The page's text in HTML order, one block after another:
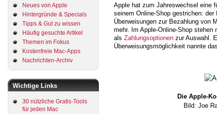
Neues von Apple
Hintergründe & Specials
Tipps & Gut zu wissen
Häufig gesuchte Artikel
Themen im Fokus
Kostenfreie Mac-Apps
Nachrichten-Archiv
Wichtige Links
30 nützliche Gratis-Tools
für jeden Mac
Apple hat zum Jahreswechsel eine
seinem Online-Shop gestrichen:
Überweisungen zur Bezahlung von
mehr. Im Apple-Online-Shop
als Zahlungsoptionen zur Auswahl.
Überweisungsmöglichkeit nannte
Die Apple-
Bild: Joe